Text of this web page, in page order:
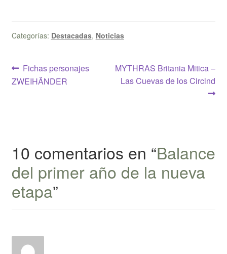
Categorías: Destacadas, Noticias
Navegación
de
Anterior:
Fichas personajes
ZWEIHÄNDER
Siguiente:
MYTHRAS Britania Mitica –
Las Cuevas de los Circind
10 comentarios en “Balance
del primer año de la nueva
etapa”